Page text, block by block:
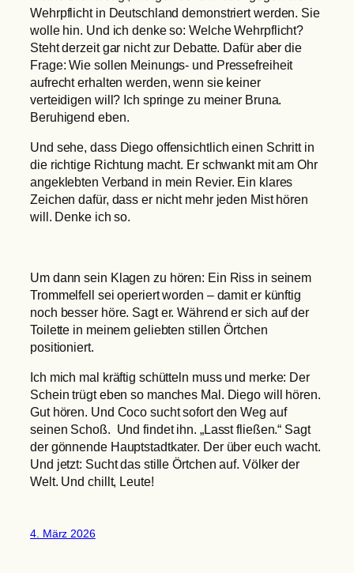
Wehrpflicht in Deutschland demonstriert werden. Sie
wolle hin. Und ich denke so: Welche Wehrpflicht?
Steht derzeit gar nicht zur Debatte. Dafür aber die
Frage: Wie sollen Meinungs- und Pressefreiheit
aufrecht erhalten werden, wenn sie keiner
verteidigen will? Ich springe zu meiner Bruna.
Beruhigend eben.
Und sehe, dass Diego offensichtlich einen Schritt in
die richtige Richtung macht. Er schwankt mit am Ohr
angeklebten Verband in mein Revier. Ein klares
Zeichen dafür, dass er nicht mehr jeden Mist hören
will. Denke ich so.
Um dann sein Klagen zu hören: Ein Riss in seinem
Trommelfell sei operiert worden – damit er künftig
noch besser höre. Sagt er. Während er sich auf der
Toilette in meinem geliebten stillen Örtchen
positioniert.
Ich mich mal kräftig schütteln muss und merke: Der
Schein trügt eben so manches Mal. Diego will hören.
Gut hören. Und Coco sucht sofort den Weg auf
seinen Schoß. Und findet ihn. „Lasst fließen.“ Sagt
der gönnende Hauptstadtkater. Der über euch wacht.
Und jetzt: Sucht das stille Örtchen auf. Völker der
Welt. Und chillt, Leute!
4. März 2026